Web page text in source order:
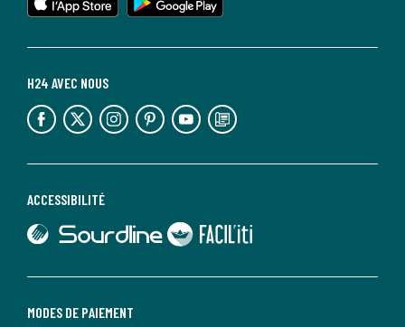
MODES DE PAIEMENT
ACCESSIBILITÉ
lien vers Faciliti
H24 AVEC NOUS
lien vers l'espace réseaux sociaux lien vers l'espace réseaux sociaux lien vers l'espace réseaux sociaux lien vers l'espace réseaux sociaux lien vers l'espace réseaux sociaux lien vers le blog la redoute